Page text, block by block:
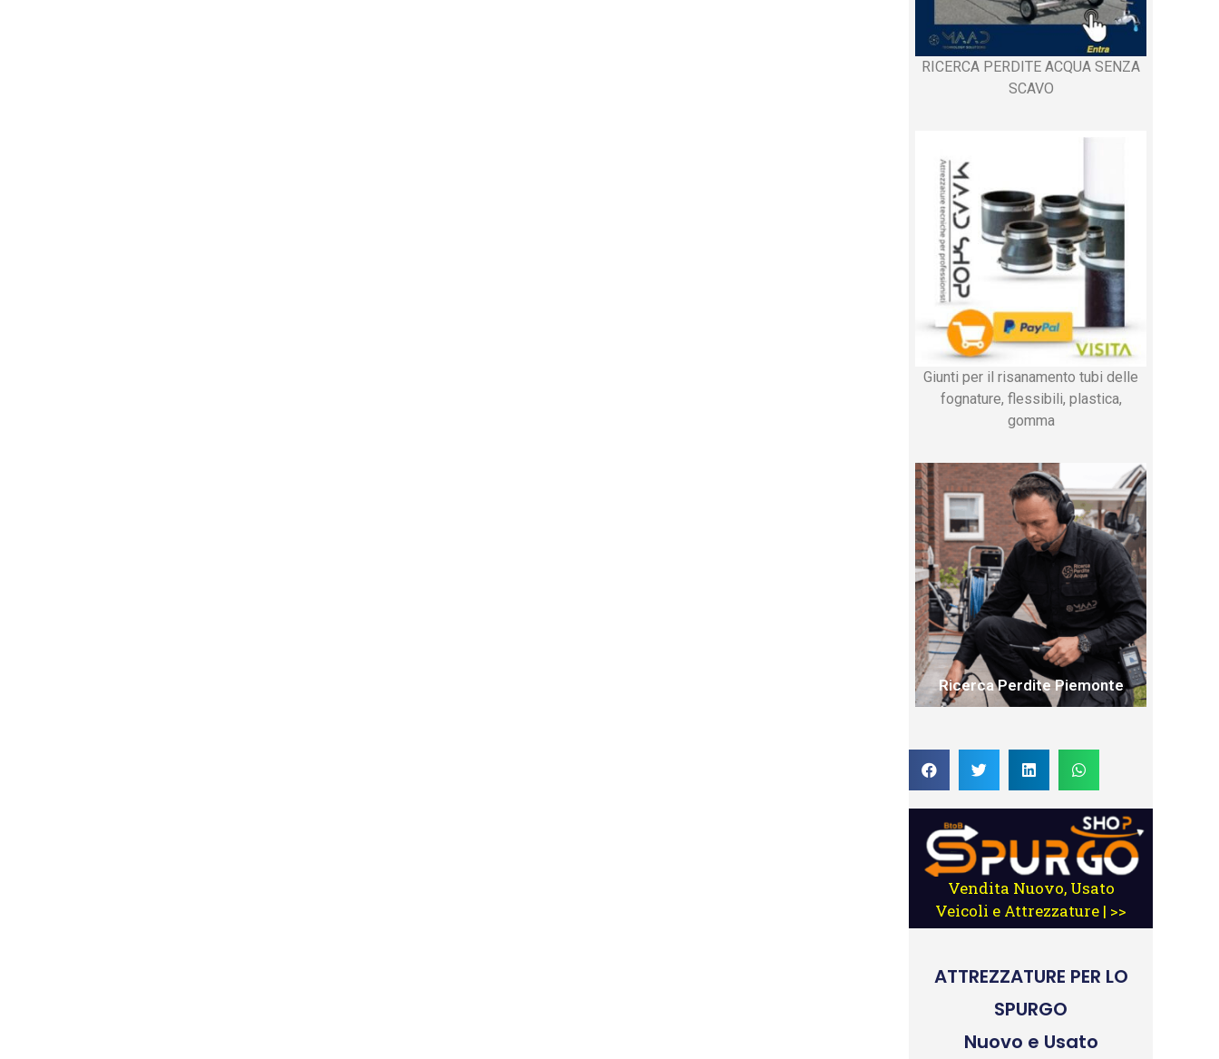
RICERCA PERDITE ACQUA SENZA
SCAVO
Giunti per il risanamento tubi delle
fognature, flessibili, plastica,
gomma
Ricerca Perdite Piemonte
Vendita Nuovo, Usato
Veicoli e Attrezzature | >>
ATTREZZATURE PER LO
SPURGO
Nuovo e Usato